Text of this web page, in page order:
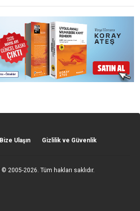
Bize Ulaşın Gizlilik ve Güvenlik
© 2005-2026. Tüm hakları saklıdır.